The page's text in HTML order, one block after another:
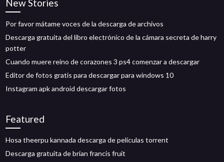
New Stories
Por favor mátame voces de la descarga de archivos
Descarga gratuita del libro electrónico de la cámara secreta de harry
potter
Cuando muere reino de corazones 3 ps4 comenzar a descargar
Editor de fotos gratis para descargar para windows 10
Instagram apk android descargar fotos
Featured
Hosa theerpu kannada descarga de películas torrent
Descarga gratuita de brian francis fruit